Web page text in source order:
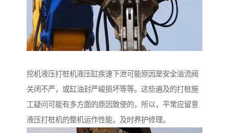
挖机液压打桩机液压缸疾速下泄可能原因是安全溢流阀
关闭不严，或缸油封严峻损坏等等。这些遍及的打桩施
工疑问可能有多方面的原因致使的，所以，平常应留意
液压打桩机的整机运作性能，及时养护修理。